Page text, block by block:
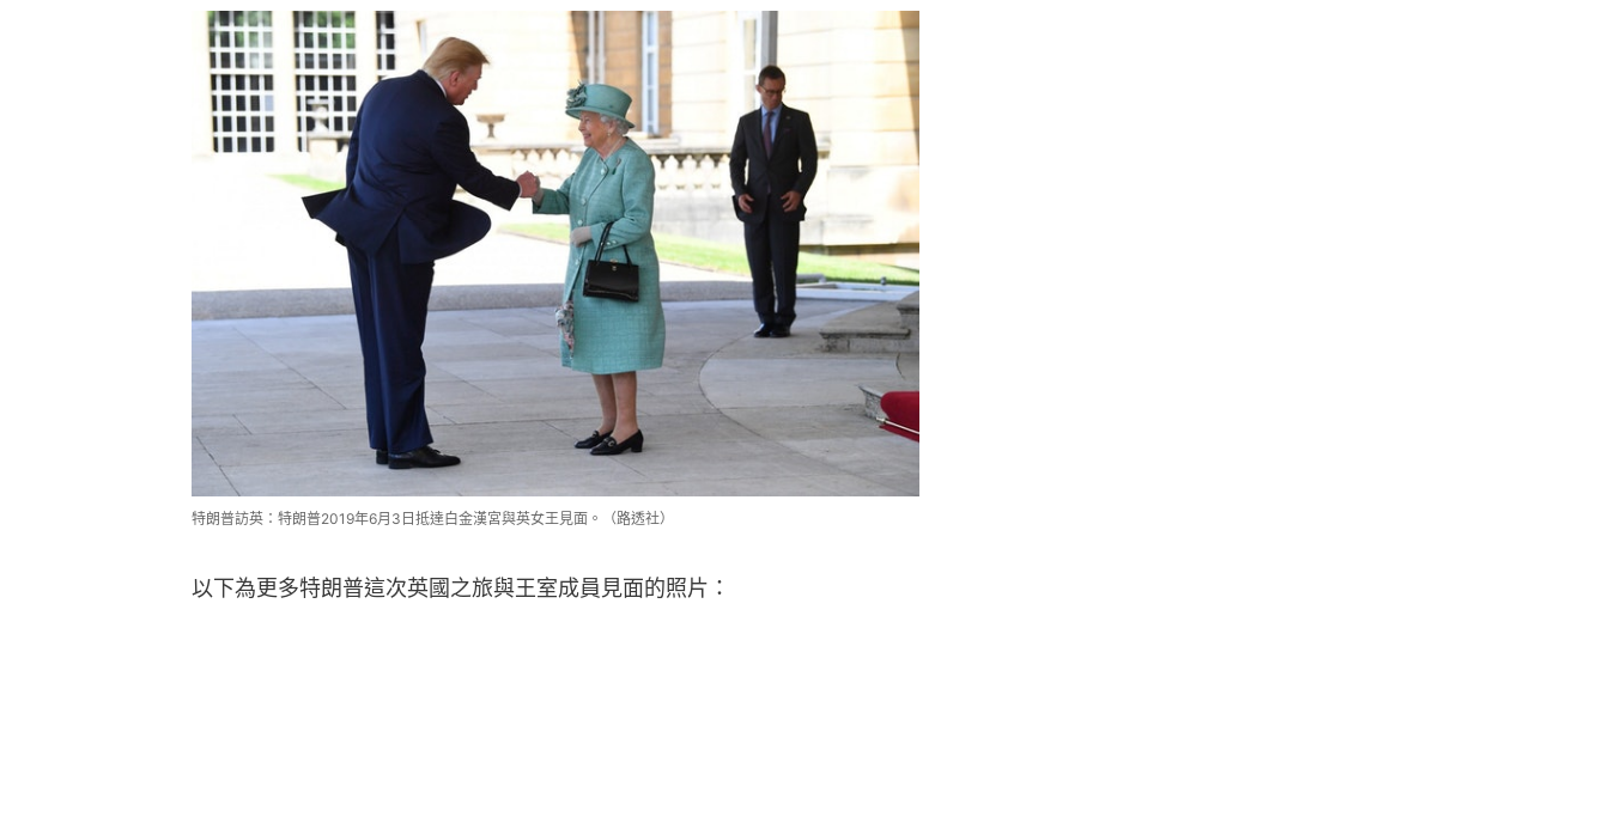
特朗普訪英：特朗普2019年6月3日抵達白金漢宮與英女王見面。（路透社）
以下為更多特朗普這次英國之旅與王室成員見面的照片：